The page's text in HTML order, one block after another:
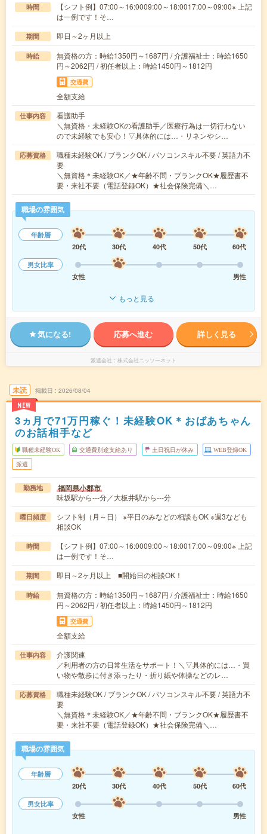
時間
【シフト例】07:00～16:0009:00～18:0017:00～09:00※ 上記
は一例です！そ…
期間 即日～2ヶ月以上
時給
無資格の方：時給1350円～1687円 / 介護福祉士：時給1650
円～2062円 / 初任者以上：時給1450円～1812円
交通費
全額支給
仕事内容
看護助手
＼無資格・未経験OKの看護助手／医療行為は一切行わない
ので未経験でも安心！▽具体的には…・リネンやシ…
応募資格
職種未経験OK / ブランクOK / パソコンスキル不要 / 英語力不
要
＼無資格＊未経験OK／★年齢不問・ブランクOK★履歴書不
要・来社不要（電話登録OK）★社会保険完備＼…
職場の雰囲気
年齢層
20代
30代 40代 50代
60代
男女比率
女性
男性
もっと見る
気になる! 応募へ進む 詳しく見る
派遣会社 株式会社ニッソーネット
未読
NEW
掲載日 2026/08/04
3ヵ月で71万円稼ぐ！未経験OK＊おばあちゃん
のお話相手など
職種未経験OK 交通費別途支給あり 土日祝日が休み WEB登録OK
派遣
勤務地 福岡県小郡市
味坂駅から---分／大板井駅から---分
曜日頻度
シフト制（月～日） ※平日のみなどの相談もOK ※週3なども
相談OK
時間
【シフト例】07:00～16:0009:00～18:0017:00～09:00※ 上記
は一例です！そ…
期間 即日～2ヶ月以上 ■開始日の相談OK！
時給
無資格の方：時給1350円～1687円 / 介護福祉士：時給1650
円～2062円 / 初任者以上：時給1450円～1812円
交通費
全額支給
仕事内容
介護関連
／利用者の方の日常生活をサポート！＼▽具体的には…・買
い物や散歩に付き添ったり・折り紙や体操などのレ…
応募資格
職種未経験OK / ブランクOK / パソコンスキル不要 / 英語力不
要
＼無資格＊未経験OK／★年齢不問・ブランクOK★履歴書不
要・来社不要（電話登録OK）★社会保険完備＼…
職場の雰囲気
年齢層
20代
30代 40代 50代
60代
男女比率
女性
男性